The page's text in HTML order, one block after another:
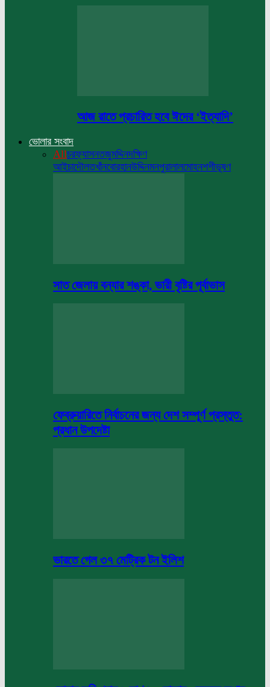
আজ রাতে প্রচারিত হবে ঈদের ‘ইত্যাদি’
ভোলার সংবাদ
Allচরফ্যাসনতজুমদ্দিনদক্ষিণ
আইচাদৌলতখাঁনবোরহানউদ্দিনমনপুরালালমোহনশশীভূষণ
সাত জেলায় বন্যার শঙ্কা, ভারী বৃষ্টির পূর্বাভাস
ফেব্রুয়ারিতে নির্বাচনের জন্য দেশ সম্পূর্ণ প্রস্তুত:
প্রধান উপদেষ্টা
ভারতে গেল ৩৭ মেট্রিক টন ইলিশ